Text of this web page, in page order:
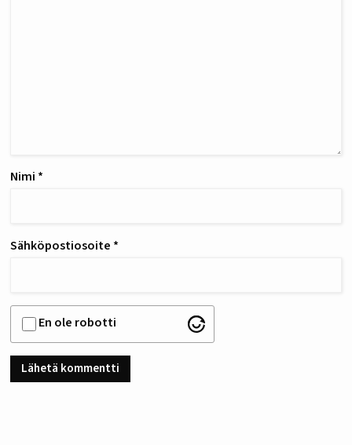
Nimi *
Sähköpostiosoite *
En ole robotti